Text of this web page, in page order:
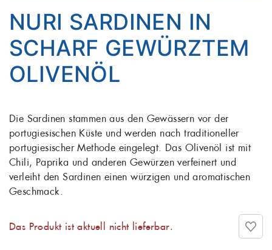
NURI SARDINEN IN
SCHARF GEWÜRZTEM
OLIVENÖL
Die Sardinen stammen aus den Gewässern vor der
portugiesischen Küste und werden nach traditioneller
portugiesischer Methode eingelegt. Das Olivenöl ist mit
Chili, Paprika und anderen Gewürzen verfeinert und
verleiht den Sardinen einen würzigen und aromatischen
Geschmack.
Das Produkt ist aktuell nicht lieferbar.